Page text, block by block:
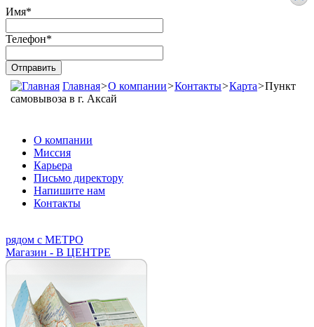
Имя*
Телефон*
Главная>О компании>Контакты>Карта>Пункт
самовывоза в г. Аксай
О компании
Миссия
Карьера
Письмо директору
Напишите нам
Контакты
рядом с МЕТРО
Магазин - В ЦЕНТРЕ